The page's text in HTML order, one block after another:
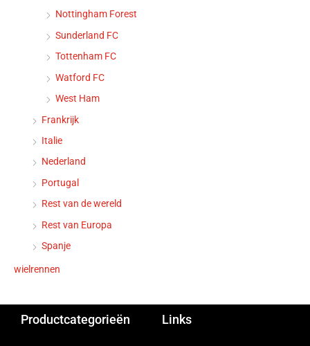
Nottingham Forest
Sunderland FC
Tottenham FC
Watford FC
West Ham
Frankrijk
Italie
Nederland
Portugal
Rest van de wereld
Rest van Europa
Spanje
wielrennen
Productcategorieën Links